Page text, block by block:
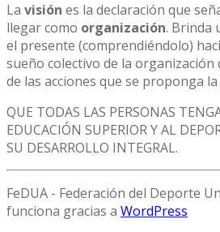
La visión es la declaración que
llegar como organización. Brinda
el presente (comprendiéndolo)
sueño colectivo de la organización
de las acciones que se proponga la
QUE TODAS LAS PERSONAS
EDUCACIÓN SUPERIOR Y AL
SU DESARROLLO INTEGRAL.
FeDUA - Federación del Deporte
funciona gracias a WordPress